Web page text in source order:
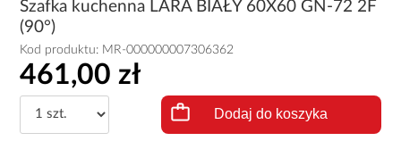
Szafka kuchenna LARA BIAŁY 60X60 GN-72 2F
(90°)
Kod produktu: MR-000000007306362
461,00 zł
Dodaj do koszyka